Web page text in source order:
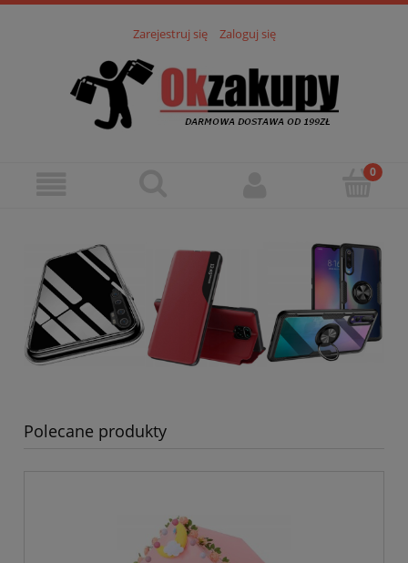
Zarejestruj się Zaloguj się
Polecane produkty